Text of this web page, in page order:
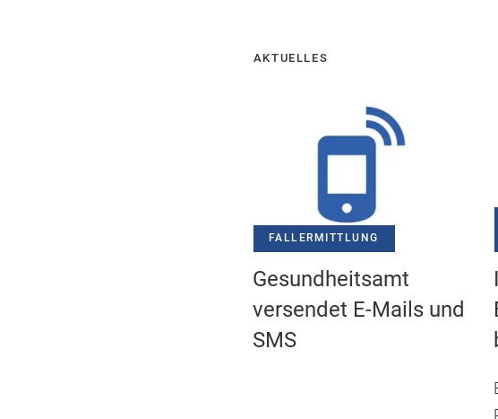
AKTUELLES
FALLERMITTLUNG
Gesundheitsamt
versendet E-Mails und
SMS